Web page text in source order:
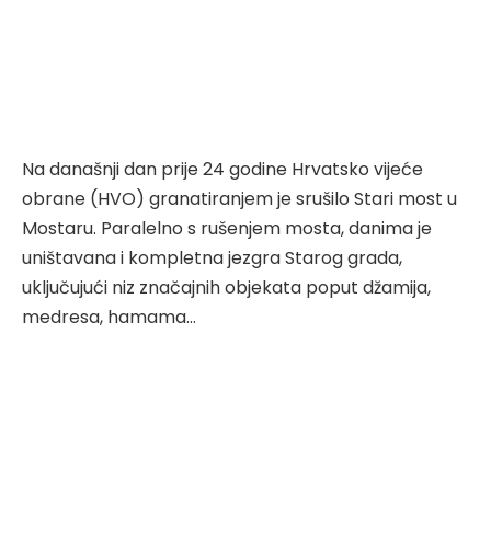
Na današnji dan prije 24 godine Hrvatsko vijeće
obrane (HVO) granatiranjem je srušilo Stari most u
Mostaru. Paralelno s rušenjem mosta, danima je
uništavana i kompletna jezgra Starog grada,
uključujući niz značajnih objekata poput džamija,
medresa, hamama…